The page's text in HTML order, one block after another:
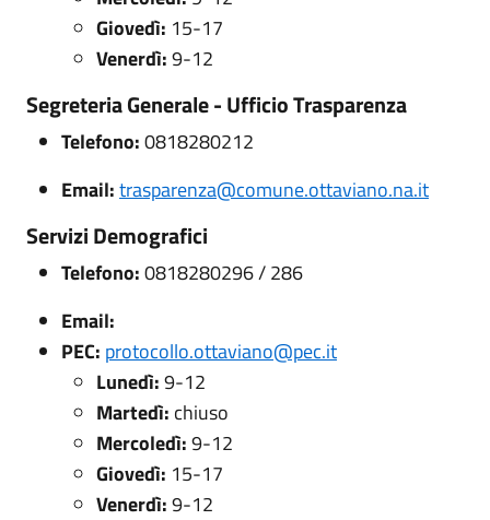
Giovedì: 15-17
Venerdì:9-12
Segreteria Generale - Ufficio Trasparenza
Telefono:0818280212
Email:trasparenza@comune.ottaviano.na.it
Servizi Demografici
Telefono:0818280296 / 286
Email:
PEC: protocollo.ottaviano@pec.it
Lunedì:9-12
Martedì: chiuso
Mercoledì:9-12
Giovedì: 15-17
Venerdì:9-12